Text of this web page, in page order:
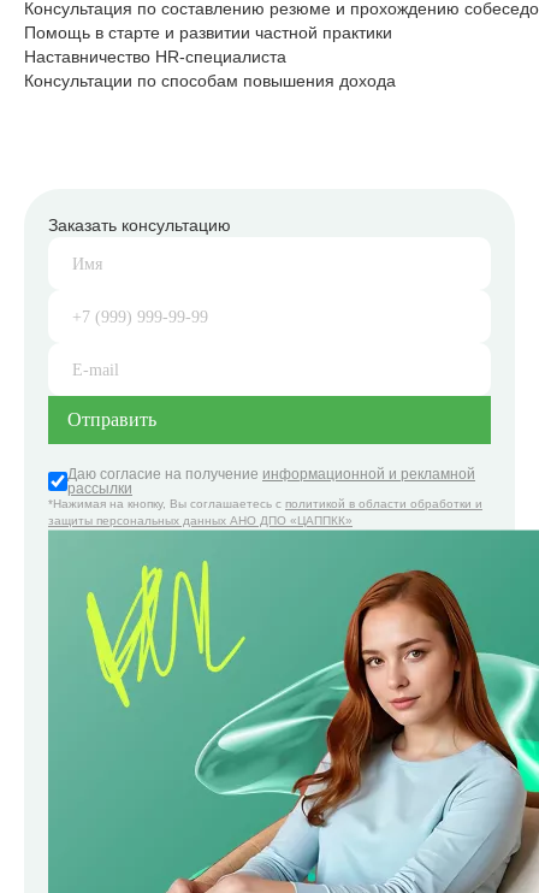
Консультация по составлению резюме и прохождению
Помощь в старте и развитии частной практики
Наставничество HR-специалиста
Консультации по способам повышения дохода
Заказать консультацию
Даю согласие на получение информационной и рекламной
рассылки
*Нажимая на кнопку, Вы соглашаетесь с политикой в области обработки и
защиты персональных данных АНО ДПО «ЦАППКК»